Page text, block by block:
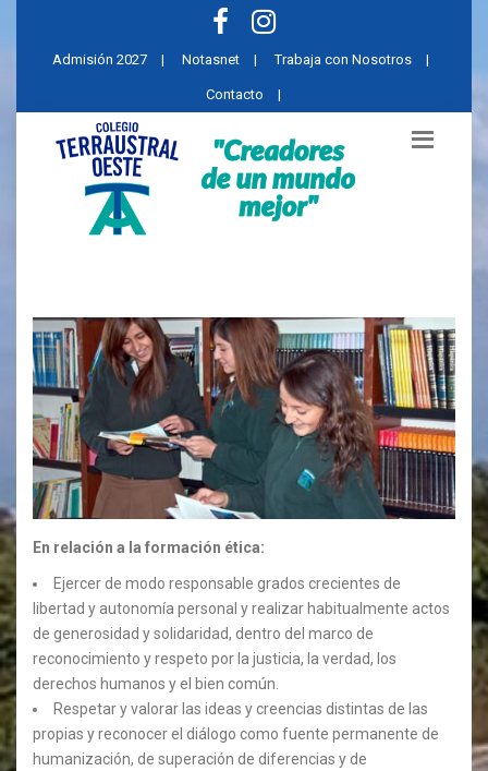
Admisión 2027 | Notasnet | Trabaja con Nosotros |
Contacto |
En relación a la formación ética:
Ejercer de modo responsable grados crecientes de
libertad y autonomía personal y realizar habitualmente actos
de generosidad y solidaridad, dentro del marco de
reconocimiento y respeto por la justicia, la verdad, los
derechos humanos y el bien común.
Respetar y valorar las ideas y creencias distintas de las
propias y reconocer el diálogo como fuente permanente de
humanización, de superación de diferencias y de